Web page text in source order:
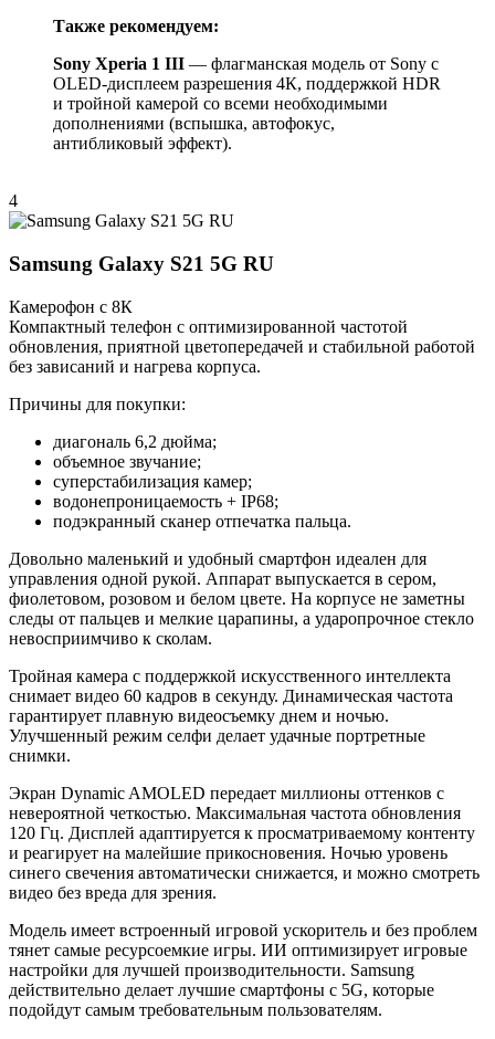
Также рекомендуем:
Sony Xperia 1 III — флагманская модель от Sony с
OLED-дисплеем разрешения 4К, поддержкой HDR
и тройной камерой со всеми необходимыми
дополнениями (вспышка, автофокус,
антибликовый эффект).
4
Samsung Galaxy S21 5G RU
Камерофон с 8К
Компактный телефон с оптимизированной частотой
обновления, приятной цветопередачей и стабильной работой
без зависаний и нагрева корпуса.
Причины для покупки:
диагональ 6,2 дюйма;
объемное звучание;
суперстабилизация камер;
водонепроницаемость + IP68;
подэкранный сканер отпечатка пальца.
Довольно маленький и удобный смартфон идеален для
управления одной рукой. Аппарат выпускается в сером,
фиолетовом, розовом и белом цвете. На корпусе не заметны
следы от пальцев и мелкие царапины, а ударопрочное стекло
невосприимчиво к сколам.
Тройная камера с поддержкой искусственного интеллекта
снимает видео 60 кадров в секунду. Динамическая частота
гарантирует плавную видеосъемку днем и ночью.
Улучшенный режим селфи делает удачные портретные
снимки.
Экран Dynamic AMOLED передает миллионы оттенков с
невероятной четкостью. Максимальная частота обновления
120 Гц. Дисплей адаптируется к просматриваемому контенту
и реагирует на малейшие прикосновения. Ночью уровень
синего свечения автоматически снижается, и можно смотреть
видео без вреда для зрения.
Модель имеет встроенный игровой ускоритель и без проблем
тянет самые ресурсоемкие игры. ИИ оптимизирует игровые
настройки для лучшей производительности. Samsung
действительно делает лучшие смартфоны с 5G, которые
подойдут самым требовательным пользователям.